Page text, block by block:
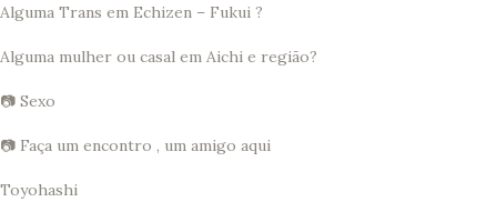
Alguma Trans em Echizen – Fukui ?
Alguma mulher ou casal em Aichi e região?
📷 Sexo
📷 Faça um encontro , um amigo aqui
Toyohashi